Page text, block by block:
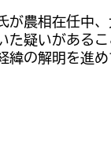
が農相在任中
た疑いがある
の解明を進め